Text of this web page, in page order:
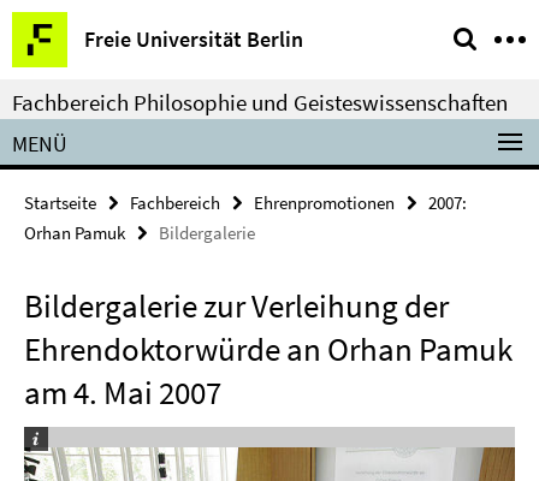
Springe
direkt
zu
Inhalt
Freie Universität Berlin
Service-
Navigation
Fachbereich Philosophie und Geisteswissenschaften
MENÜ
Startseite Fachbereich Ehrenpromotionen
2007:
Orhan Pamuk
Bildergalerie
Bildergalerie zur Verleihung der
Ehrendoktorwürde an Orhan Pamuk
am 4. Mai 2007